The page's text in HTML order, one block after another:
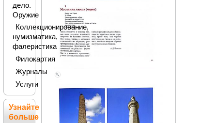
дело.
Оружие
Коллекционирование,
нумизматика,
фалеристика
Филокартия
Журналы
Услуги
Узнайте
больше